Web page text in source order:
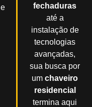
fechaduras
até a
instalação de
tecnologias
avançadas,
sua busca por
umchaveiro
residencial
termina aqui